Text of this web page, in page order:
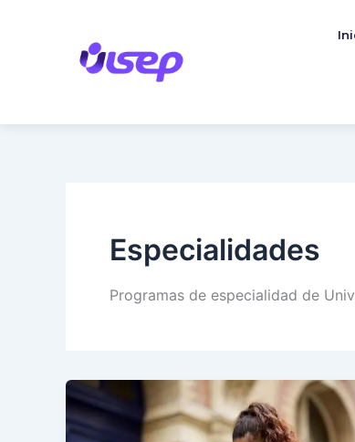
Especialidades
Programas de especialidad de